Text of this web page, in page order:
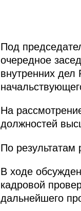
Под
очередное
внутренних
На
должностей
По
В ходе
кадровой
дальнейшего